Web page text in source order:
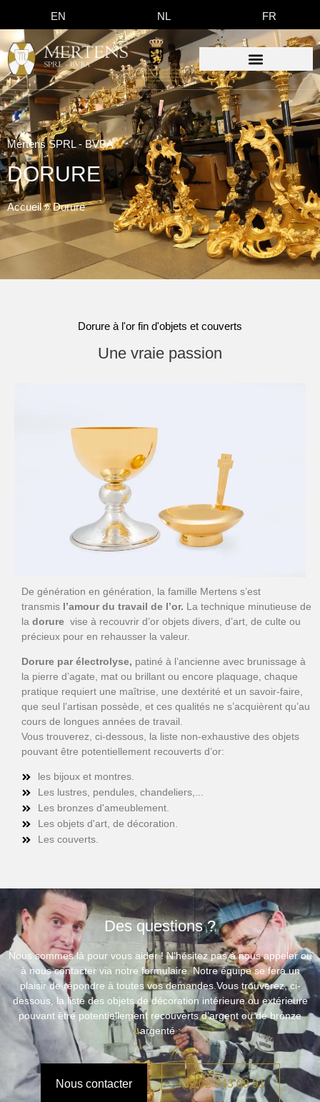
EN NL FR
Mertens SPRL - BVBA
DORURE
Accueil»Dorure
Dorure à l'or fin d'objets et couverts
Une vraie passion
De génération en génération, la famille Mertens s’est
transmis l’amour du travail de l’or. La technique minutieuse de
la dorure vise à recouvrir d’or objets divers, d’art, de culte ou
précieux pour en rehausser la valeur.
Dorure par électrolyse, patiné à l’ancienne avec brunissage à
la pierre d’agate, mat ou brillant ou encore plaquage, chaque
pratique requiert une maîtrise, une dextérité et un savoir-faire,
que seul l’artisan possède, et ces qualités ne s’acquièrent qu’au
cours de longues années de travail.
Vous trouverez, ci-dessous, la liste non-exhaustive des objets
pouvant être potentiellement recouverts d’or:
les bijoux et montres.
Les lustres, pendules, chandeliers,...
Les bronzes d'ameublement.
Les objets d'art, de décoration.
Les couverts.
Des questions ?
Nous sommes là pour vous aider ! N’hésitez pas à nous appeler ou
à nous contacter via notre formulaire. Notre équipe se fera un
plaisir de répondre à toutes vos demandes.Vous trouverez, ci-
dessous, la liste des objets de décoration intérieure ou extérieure
pouvant être potentiellement recouverts d’argent ou de bronze
argenté :
Nous contacter +32 02 343 09 91